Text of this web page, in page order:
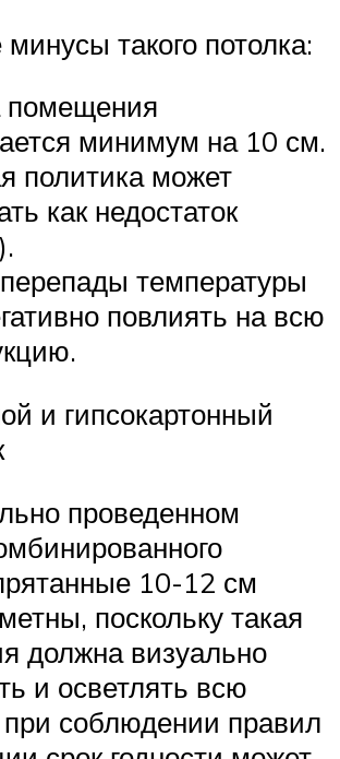
такого потолка:
помещения
минимум на 10 см.
политика может
как недостаток
температуры
повлиять на всю
и гипсокартонный
проведенном
10-12 см
поскольку такая
должна визуально
и осветлять всю
соблюдении правил